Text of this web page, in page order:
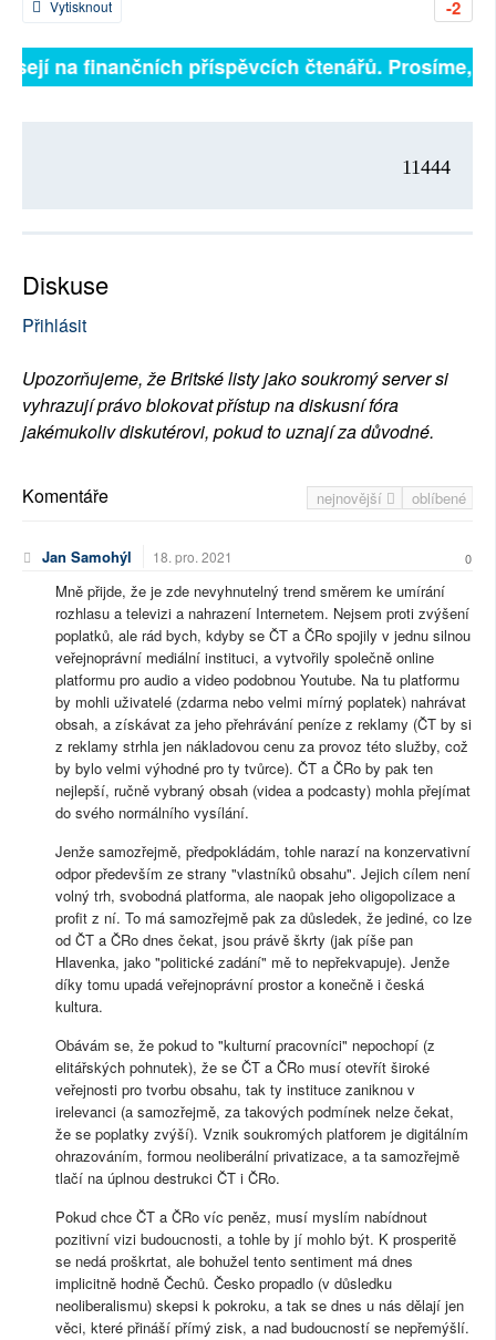
-2
Vytisknout
na finančních příspěvcích čtenářů. Prosíme,
11444
Diskuse
Přihlásit
Upozorňujeme, že Britské listy jako soukromý server si
vyhrazují právo blokovat přístup na diskusní fóra
jakémukoliv diskutérovi, pokud to uznají za důvodné.
nejnovější oblíbené
Komentáře
Jan Samohýl 18. pro. 2021 0
Mně přijde, že je zde nevyhnutelný trend směrem ke umírání
rozhlasu a televizi a nahrazení Internetem. Nejsem proti zvýšení
poplatků, ale rád bych, kdyby se ČT a ČRo spojily v jednu silnou
veřejnoprávní mediální instituci, a vytvořily společně online
platformu pro audio a video podobnou Youtube. Na tu platformu
by mohli uživatelé (zdarma nebo velmi mírný poplatek) nahrávat
obsah, a získávat za jeho přehrávání peníze z reklamy (ČT by si
z reklamy strhla jen nákladovou cenu za provoz této služby, což
by bylo velmi výhodné pro ty tvůrce). ČT a ČRo by pak ten
nejlepší, ručně vybraný obsah (videa a podcasty) mohla přejímat
do svého normálního vysílání.
Jenže samozřejmě, předpokládám, tohle narazí na konzervativní
odpor především ze strany "vlastníků obsahu". Jejich cílem není
volný trh, svobodná platforma, ale naopak jeho oligopolizace a
profit z ní. To má samozřejmě pak za důsledek, že jediné, co lze
od ČT a ČRo dnes čekat, jsou právě škrty (jak píše pan
Hlavenka, jako "politické zadání" mě to nepřekvapuje). Jenže
díky tomu upadá veřejnoprávní prostor a konečně i česká
kultura.
Obávám se, že pokud to "kulturní pracovníci" nepochopí (z
elitářských pohnutek), že se ČT a ČRo musí otevřít široké
veřejnosti pro tvorbu obsahu, tak ty instituce zaniknou v
irelevanci (a samozřejmě, za takových podmínek nelze čekat,
že se poplatky zvýší). Vznik soukromých platforem je digitálním
ohrazováním, formou neoliberální privatizace, a ta samozřejmě
tlačí na úplnou destrukci ČT i ČRo.
Pokud chce ČT a ČRo víc peněz, musí myslím nabídnout
pozitivní vizi budoucnosti, a tohle by jí mohlo být. K prosperitě
se nedá proškrtat, ale bohužel tento sentiment má dnes
implicitně hodně Čechů. Česko propadlo (v důsledku
neoliberalismu) skepsi k pokroku, a tak se dnes u nás dělají jen
věci, které přináší přímý zisk, a nad budoucností se nepřemýšlí.